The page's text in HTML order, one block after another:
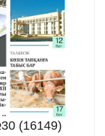
(16149)